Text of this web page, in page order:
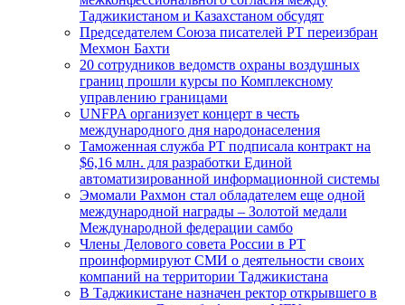
Таджикистаном и Казахстаном обсудят
Председателем Союза писателей РТ переизбран
Мехмон Бахти
20 сотрудников ведомств охраны воздушных
границ прошли курсы по Комплексному
управлению границами
UNFPA организует концерт в честь
международного дня народонаселения
Таможенная служба РТ подписала контракт на
$6,16 млн. для разработки Единой
автоматизированной информационной системы
Эмомали Рахмон стал обладателем еще одной
международной награды – Золотой медали
Международной федерации самбо
Члены Делового совета России в РТ
проинформируют СМИ о деятельности своих
компаний на территории Таджикистана
В Таджикистане назначен ректор открывшего в